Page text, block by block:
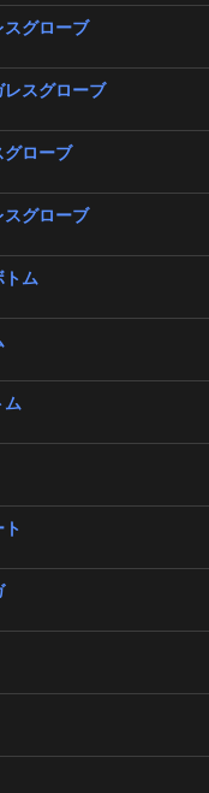
スグローブ
スグローブ
グローブ
スグローブ
トム
ム